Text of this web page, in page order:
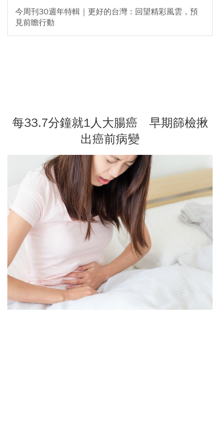
今周刊30週年特輯｜更好的台灣：回望精彩風雲，預
見前瞻行動
每33.7分鐘就1人大腸癌 早期篩檢揪
出癌前病變